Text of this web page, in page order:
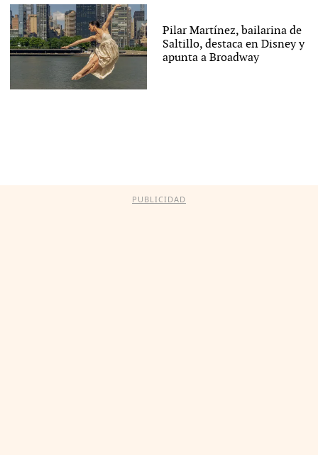
Pilar Martínez, bailarina de
Saltillo, destaca en Disney y
apunta a Broadway
PUBLICIDAD